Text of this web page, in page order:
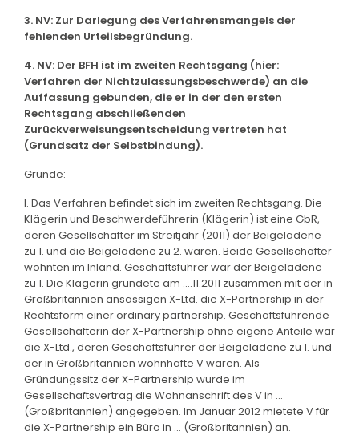
3. NV: Zur Darlegung des Verfahrensmangels der
fehlenden Urteilsbegründung.
4. NV: Der BFH ist im zweiten Rechtsgang (hier:
Verfahren der Nichtzulassungsbeschwerde) an die
Auffassung gebunden, die er in der den ersten
Rechtsgang abschließenden
Zurückverweisungsentscheidung vertreten hat
(Grundsatz der Selbstbindung).
Gründe:
I. Das Verfahren befindet sich im zweiten Rechtsgang. Die
Klägerin und Beschwerdeführerin (Klägerin) ist eine GbR,
deren Gesellschafter im Streitjahr (2011) der Beigeladene
zu 1. und die Beigeladene zu 2. waren. Beide Gesellschafter
wohnten im Inland. Geschäftsführer war der Beigeladene
zu 1. Die Klägerin gründete am ....11.2011 zusammen mit der in
Großbritannien ansässigen X-Ltd. die X-Partnership in der
Rechtsform einer ordinary partnership. Geschäftsführende
Gesellschafterin der X-Partnership ohne eigene Anteile war
die X-Ltd., deren Geschäftsführer der Beigeladene zu 1. und
der in Großbritannien wohnhafte V waren. Als
Gründungssitz der X-Partnership wurde im
Gesellschaftsvertrag die Wohnanschrift des V in ...
(Großbritannien) angegeben. Im Januar 2012 mietete V für
die X-Partnership ein Büro in ... (Großbritannien) an.